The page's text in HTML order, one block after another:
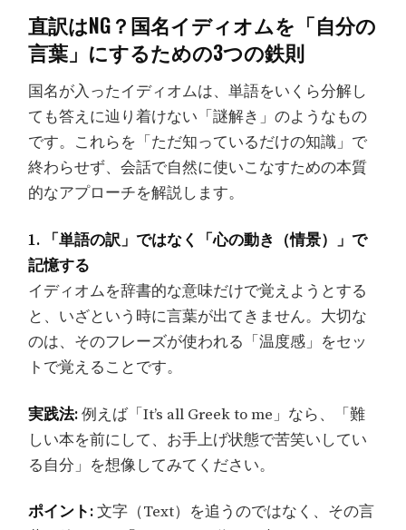
直訳はNG？国名イディオムを「自分の
言葉」にするための3つの鉄則
国名が入ったイディオムは、単語をいくら分解し
ても答えに辿り着けない「謎解き」のようなもの
です。これらを「ただ知っているだけの知識」で
終わらせず、会話で自然に使いこなすための本質
的なアプローチを解説します。
1. 「単語の訳」ではなく「心の動き（情景）」で
記憶する
イディオムを辞書的な意味だけで覚えようとする
と、いざという時に言葉が出てきません。大切な
のは、そのフレーズが使われる「温度感」をセッ
トで覚えることです。
実践法:例えば「It’s all Greek to me」なら、「難
しい本を前にして、お手上げ状態で苦笑いしてい
る自分」を想像してみてください。
ポイント:文字（Text）を追うのではなく、その言